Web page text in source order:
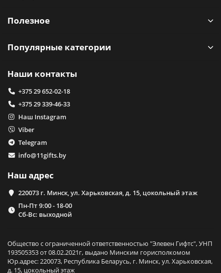
Полезное
Популярные категории
Наши контакты
+375 29 652-02-18
+375 29 339-46-33
Наш Instagram
Viber
Telegram
info@11gifts.by
Наш адрес
220073 г. Минск, ул. Харьковская, д. 15, цокольный этаж
Пн-Пт 9:00 - 18-00
Сб-Вс: выходной
Общество с ограниченной ответственностью "Элевен Гифтс", УНП
193505353 от 08.02.2021г, выдано Минским горисполкомом
Юр.адрес: 220073, Республика Беларусь, г. Минск, ул. Харьковская,
д. 15, цокольный этаж